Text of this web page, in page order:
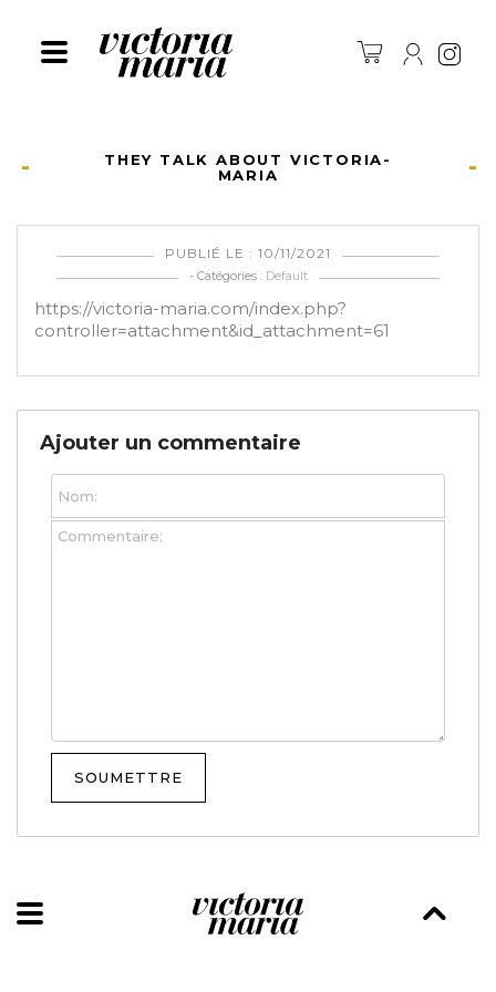
THEY TALK ABOUT VICTORIA-
MARIA
PUBLIÉ LE : 10/11/2021
- Catégories : Default
https://victoria-maria.com/index.php?
controller=attachment&id_attachment=61
Ajouter un commentaire